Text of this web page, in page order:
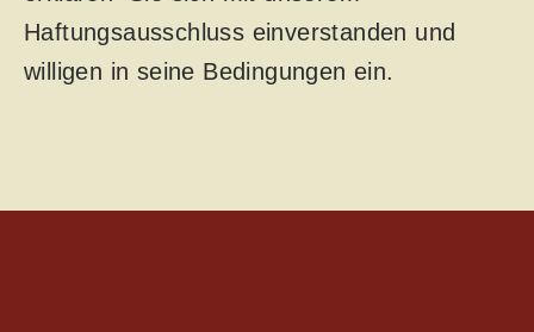
Haftungsausschluss einverstanden und
willigen in seine Bedingungen ein.